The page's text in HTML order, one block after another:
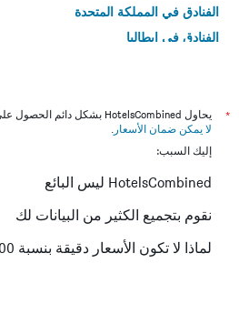
الفنادق في المملكة المتحدة
الفنادق في إيطاليا
*
يحاول HotelsCombined بشكل دائم الحصول على الأسعار الدقيقة، ولكن
لا يمكن ضمان الأسعار .
إليك السبب:
HotelsCombined ليس البائع
نقوم بتجميع الكثير من البيانات لك
لماذا لا تكون الأسعار دقيقة بنسبة 100٪؟